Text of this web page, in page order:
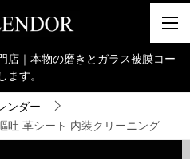
店｜本物の磨きとガラス被膜コー
ます。
ンダー
革シート 内装クリーニング